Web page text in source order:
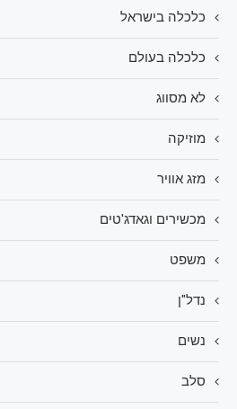
כלכלה בישראל
כלכלה בעולם
לא מסווג
מוזיקה
מזג אוויר
מכשירים וגאדג'טים
משפט
נדל"ן
נשים
סלב